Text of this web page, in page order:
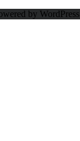
by WordPress